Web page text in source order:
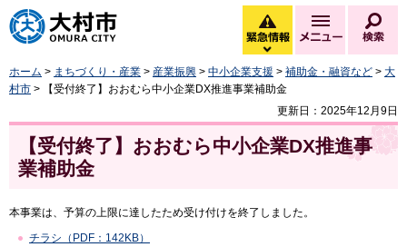
大村市
緊急情報
緊急情報を開く
メニュー
ホーム > まちづくり・産業 > 産業振興 > 中小企業支援 > 補助金・融資など > 大
村市 > 【受付終了】おおむら中小企業DX推進事業補助金
更新日：2025年12月9日
【受付終了】おおむら中小企業DX推進事
業補助金
本事業は、予算の上限に達したため受け付けを終了しました。
チラシ（PDF：142KB）